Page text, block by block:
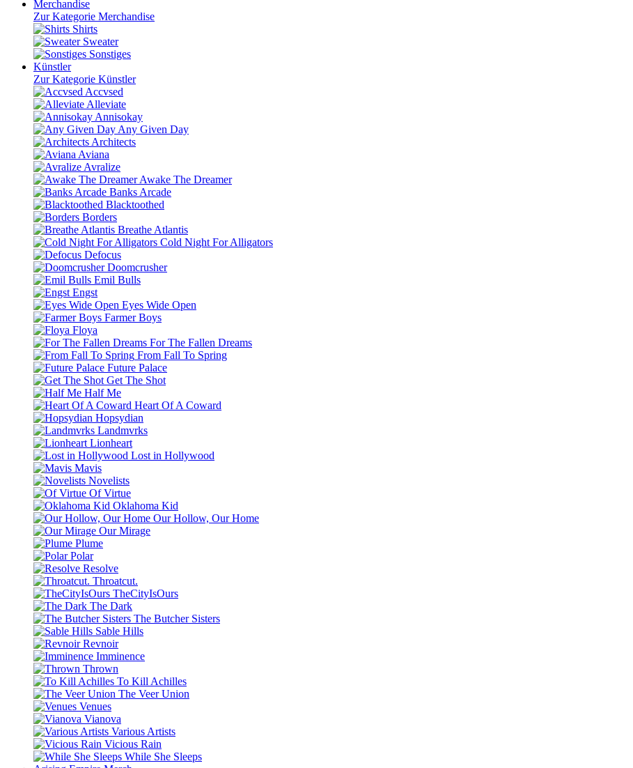
Merchandise
Zur Kategorie Merchandise
Shirts
Sweater
Sonstiges
Künstler
Zur Kategorie Künstler
Accvsed
Alleviate
Annisokay
Any Given Day
Architects
Aviana
Avralize
Awake The Dreamer
Banks Arcade
Blacktoothed
Borders
Breathe Atlantis
Cold Night For Alligators
Defocus
Doomcrusher
Emil Bulls
Engst
Eyes Wide Open
Farmer Boys
Floya
For The Fallen Dreams
From Fall To Spring
Future Palace
Get The Shot
Half Me
Heart Of A Coward
Hopsydian
Landmvrks
Lionheart
Lost in Hollywood
Mavis
Novelists
Of Virtue
Oklahoma Kid
Our Hollow, Our Home
Our Mirage
Plume
Polar
Resolve
Throatcut.
TheCityIsOurs
The Dark
The Butcher Sisters
Sable Hills
Revnoir
Imminence
Thrown
To Kill Achilles
The Veer Union
Venues
Vianova
Various Artists
Vicious Rain
While She Sleeps